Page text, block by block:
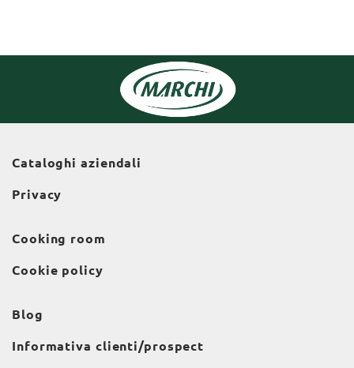
Cataloghi aziendali
Privacy
Cooking room
Cookie policy
Blog
Informativa clienti/prospect